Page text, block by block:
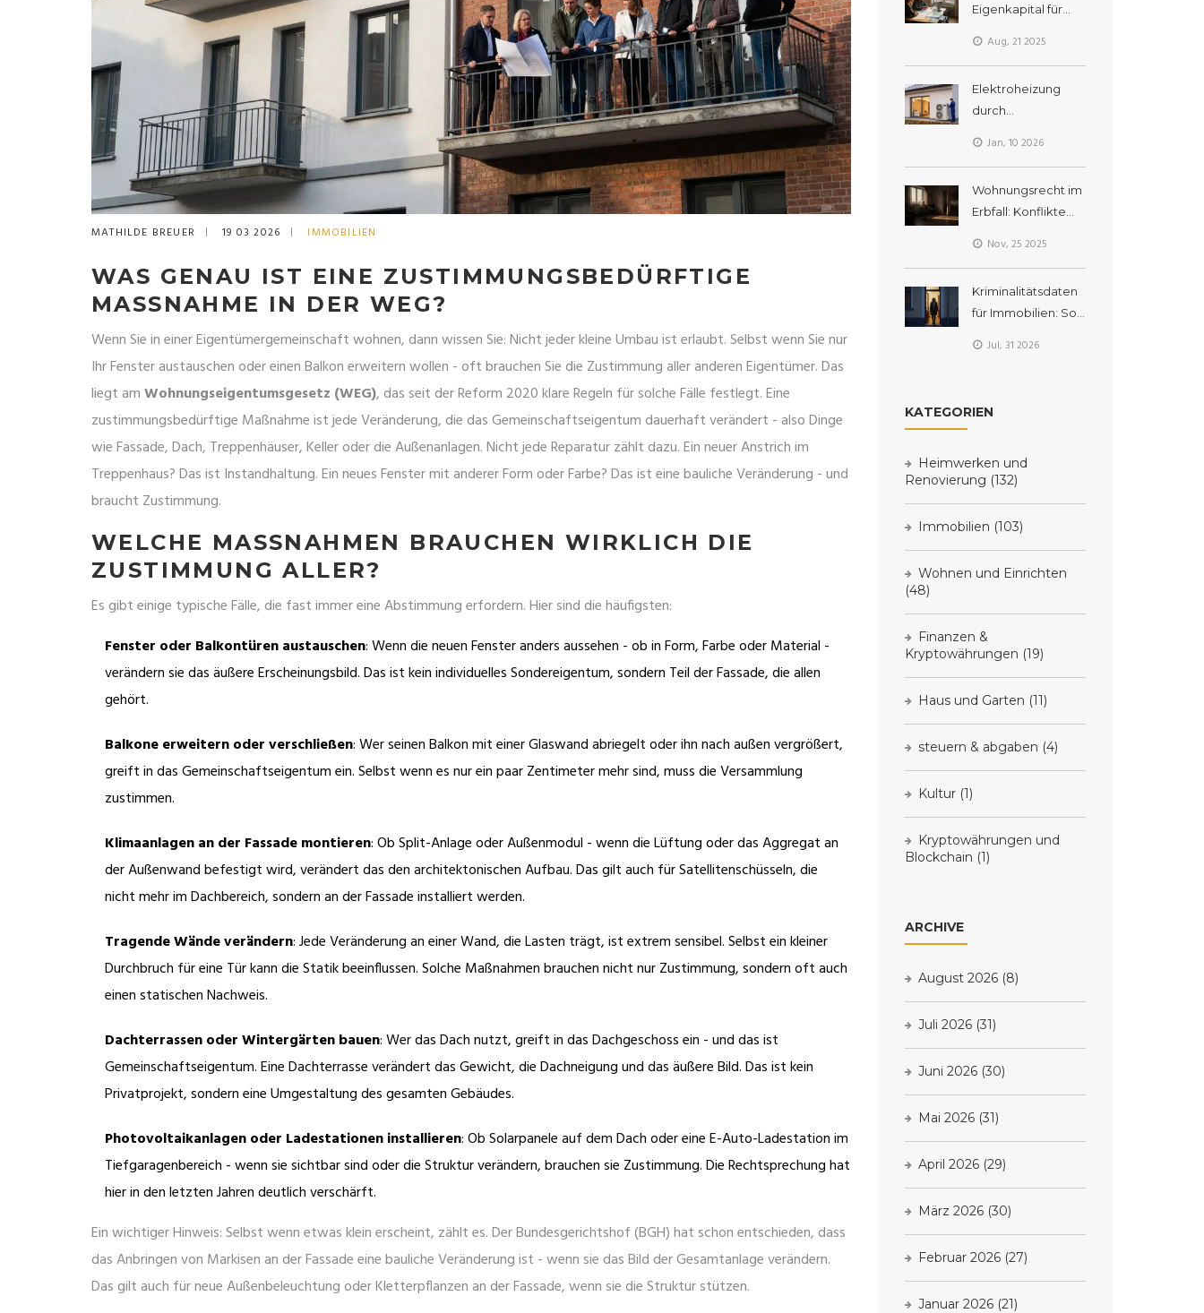
MATHILDE BREUER 19 03 2026 IMMOBILIEN
WAS GENAU IST EINE ZUSTIMMUNGSBEDÜRFTIGE
MASSNAHME IN DER WEG?
Wenn Sie in einer Eigentümergemeinschaft wohnen, dann wissen Sie: Nicht jeder kleine Umbau ist erlaubt. Selbst wenn Sie nur
Ihr Fenster austauschen oder einen Balkon erweitern wollen - oft brauchen Sie die Zustimmung aller anderen Eigentümer. Das
liegt amWohnungseigentumsgesetz (WEG), das seit der Reform 2020 klare Regeln für solche Fälle festlegt. Eine
zustimmungsbedürftige Maßnahme ist jede Veränderung, die das Gemeinschaftseigentum dauerhaft verändert - also Dinge
wie Fassade, Dach, Treppenhäuser, Keller oder die Außenanlagen. Nicht jede Reparatur zählt dazu. Ein neuer Anstrich im
Treppenhaus? Das ist Instandhaltung. Ein neues Fenster mit anderer Form oder Farbe? Das ist eine bauliche Veränderung - und
braucht Zustimmung.
WELCHE MASSNAHMEN BRAUCHEN WIRKLICH DIE Z
USTIMMUNG ALLER?
Es gibt einige typische Fälle, die fast immer eine Abstimmung erfordern. Hier sind die häufigsten:
Fenster oder Balkontüren austauschen: Wenn die neuen Fenster anders aussehen - ob in Form, Farbe oder Material -
verändern sie das äußere Erscheinungsbild. Das ist kein individuelles Sondereigentum, sondern Teil der Fassade, die allen
gehört.
Balkone erweitern oder verschließen: Wer seinen Balkon mit einer Glaswand abriegelt oder ihn nach außen vergrößert,
greift in das Gemeinschaftseigentum ein. Selbst wenn es nur ein paar Zentimeter mehr sind, muss die Versammlung
zustimmen.
Klimaanlagen an der Fassade montieren: Ob Split-Anlage oder Außenmodul - wenn die Lüftung oder das Aggregat an
der Außenwand befestigt wird, verändert das den architektonischen Aufbau. Das gilt auch für Satellitenschüsseln, die
nicht mehr im Dachbereich, sondern an der Fassade installiert werden.
Tragende Wände verändern: Jede Veränderung an einer Wand, die Lasten trägt, ist extrem sensibel. Selbst ein kleiner
Durchbruch für eine Tür kann die Statik beeinflussen. Solche Maßnahmen brauchen nicht nur Zustimmung, sondern oft auch
einen statischen Nachweis.
Dachterrassen oder Wintergärten bauen: Wer das Dach nutzt, greift in das Dachgeschoss ein - und das ist
Gemeinschaftseigentum. Eine Dachterrasse verändert das Gewicht, die Dachneigung und das äußere Bild. Das ist kein
Privatprojekt, sondern eine Umgestaltung des gesamten Gebäudes.
Photovoltaikanlagen oder Ladestationen installieren: Ob Solarpanele auf dem Dach oder eine E-Auto-Ladestation im
Tiefgaragenbereich - wenn sie sichtbar sind oder die Struktur verändern, brauchen sie Zustimmung. Die Rechtsprechung hat
hier in den letzten Jahren deutlich verschärft.
Ein wichtiger Hinweis: Selbst wenn etwas klein erscheint, zählt es. Der Bundesgerichtshof (BGH) hat schon entschieden, dass
das Anbringen von Markisen an der Fassade eine bauliche Veränderung ist - wenn sie das Bild der Gesamtanlage verändern.
Das gilt auch für neue Außenbeleuchtung oder Kletterpflanzen an der Fassade, wenn sie die Struktur stützen.
Eigenkapital für
Beispiele
Aug, 21 2025
Elektroheizung
durch
Austausch und was
er wirklich kostet
Jan, 10 2026
Wohnungsrecht im
Erbfall: Konflikte
Nov, 25 2025
Kriminalitätsdaten
für Immobilien: So
Jul, 31 2026
KATEGORIEN
Heimwerken und
Renovierung (132)
Immobilien (103)
Wohnen und Einrichten
(48)
Finanzen &
Kryptowährungen (19)
Haus und Garten (11)
steuern & abgaben (4)
Kultur (1)
Kryptowährungen und
Blockchain (1)
ARCHIVE
August 2026 (8)
Juli 2026 (31)
Juni 2026 (30)
Mai 2026 (31)
April 2026 (29)
März 2026 (30)
Februar 2026 (27)
Januar 2026 (21)